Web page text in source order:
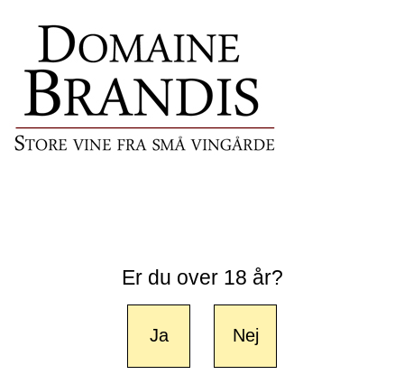
Er du over 18 år?
Ja Nej